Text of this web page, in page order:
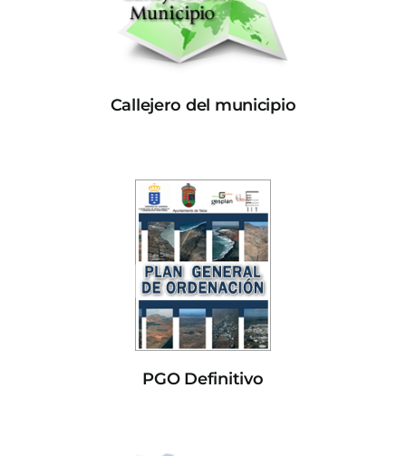
Callejero del municipio
PGO Definitivo